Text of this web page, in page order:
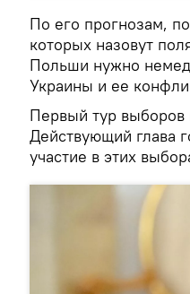
По его прогнозам,
которых назовут
Польши нужно
Украины и ее
Первый тур выборов
Действующий глава
участие в этих